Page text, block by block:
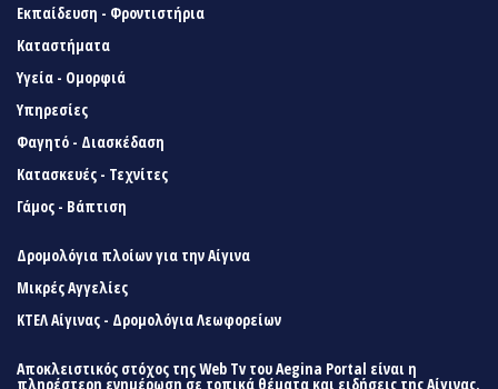
Εκπαίδευση - Φροντιστήρια
Καταστήματα
Υγεία - Ομορφιά
Υπηρεσίες
Φαγητό - Διασκέδαση
Κατασκευές - Τεχνίτες
Γάμος - Βάπτιση
Δρομολόγια πλοίων για την Αίγινα
Μικρές Αγγελίες
ΚΤΕΛ Αίγινας - Δρομολόγια Λεωφορείων
Αποκλειστικός στόχος της Web Tv του Aegina Portal είναι η
πληρέστερη ενημέρωση σε τοπικά θέματα και ειδήσεις της Αίγινας.